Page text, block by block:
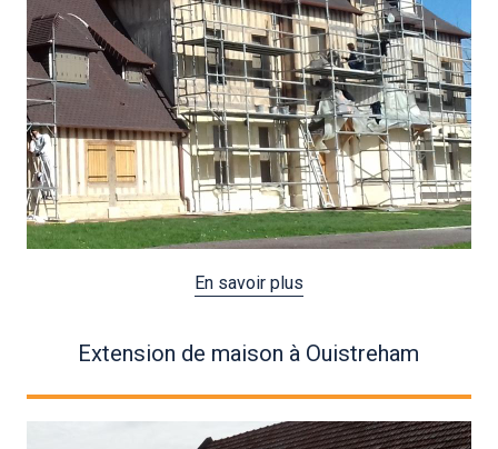
En savoir plus
Extension de maison à Ouistreham